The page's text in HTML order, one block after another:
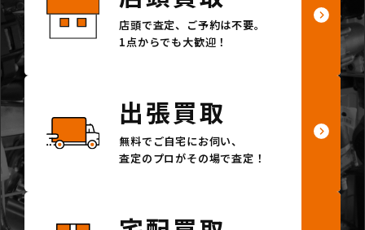
店頭で査定、ご予約は不要。
1点からでも大歓迎！
出張買取
無料でご自宅にお伺い、
査定のプロがその場で査定！